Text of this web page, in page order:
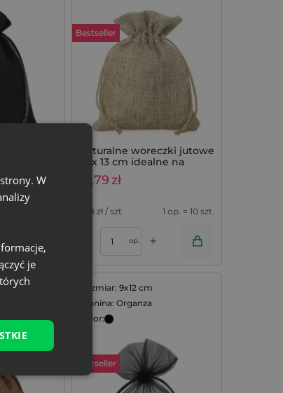
Bestseller
Naturalne woreczki jutowe
10 x 13 cm idealne na
mydełka lawendowe - 10
szt.
15,79zł
1,58 zł / szt. 1 op. = 10 szt.
op. +
Rozmiar: 9x12 cm
Tkanina: Organza
Kolor:
Bestseller
W
je